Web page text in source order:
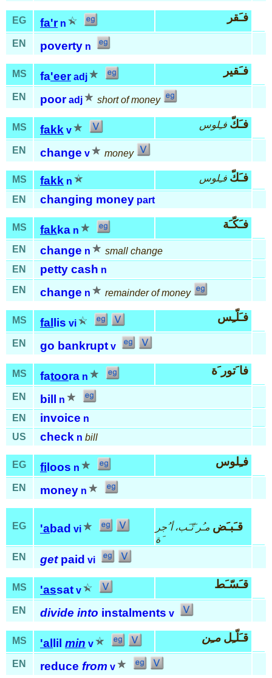
EG fa'r n فـَقر
EN poverty n
MS fa'eer adj فـَقير
EN poor adj short of money
MS fakk v فـَكّ فـِلوس
EN change v money
MS fakk n فـَكّ فـِلوس
EN changing money part
MS fakka n فـَكّـَة
EN change n
small change
EN
petty cash n
EN
change n remainder of money
MS fal lis vi فـَلّـِس
EN go bankrupt v
MS fatoora n فا َتور َة
EN bill
n
EN
invoice n
US
check n bill
EG fi loos n فـِلوس
EN money n
EG 'abad vi قـَبـَض مـُر َتّـَب، أ ُجر
َة
EN
getpaid vi
MS 'assat v قـَسّـَط
EN divide into instalments v
MS 'al lil min v قـَلّـِلمـِن
EN reduce from v